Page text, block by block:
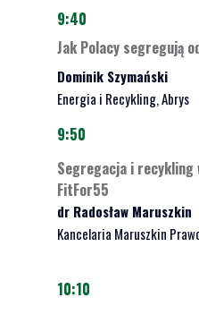
9:40
Jak Polacy segregują
Dominik Szymański
Energia i Recykling, Abrys
dr Radosław Maruszkin
Kancelaria Maruszkin
Segregacja i recykling
FitFor55
9:50
10:10